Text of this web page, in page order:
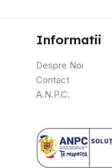
Informatii
Despre Noi
Contact
A.N.P.C.